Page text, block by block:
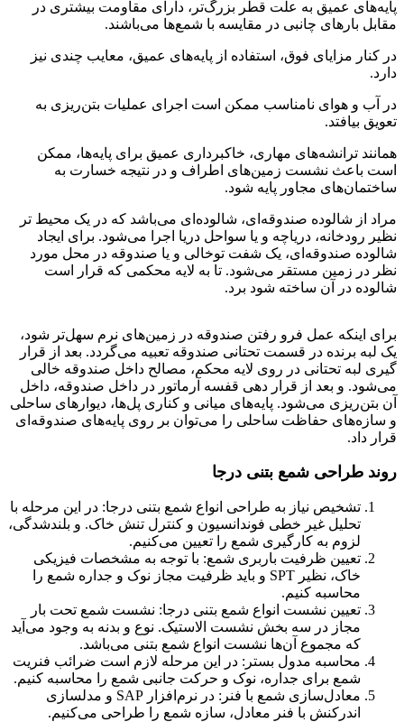
پایه‌های عمیق به علت قطر بزرگ‌تر، دارای مقاومت بیشتری در
مقابل بارهای چانبی در مقایسه با شمع‌ها می‌باشند.
در کنار مزایای فوق، استفاده از پایه‌های عمیق، معایب چندی نیز
دارد.
در آب و هوای نامناسب ممکن است اجرای عملیات بتن‌ریزی به
تعویق بیافتد.
همانند ترانشه‌های مهاری، خاکبرداری عمیق برای پایه‌ها، ممکن
است باعث نشست زمین‌های اطراف و در نتیجه خسارت به
ساختمان‌های مجاور پایه شود.
مراد از شالوده صندوقه‌ای، شالوده‌ای می‌باشد که در یک محیط تر
نظیر رودخانه، دریاچه و یا سواحل دریا اجرا می‌شود. برای ایجاد
شالوده صندوقه‌ای، یک شفت توخالی و یا صندوقه‌ در محل مورد
نظر در زمین مستقر می‌شود. تا به لایه محکمی که قرار است
شالوده در آن ساخته شود برد.
برای اینکه عمل فرو رفتن صندوقه در زمین‌های نرم سهل‌تر شود،
یک لبه برنده در قسمت تحتانی صندوقه تعبیه می‌گردد. بعد از قرار
گیری لبه تحتانی در روی لایه محکم، مصالح داخل صندوقه خالی
می‌شود. و بعد از قرار دهی قفسه آرماتور در داخل صندوقه، داخل
آن بتن‌ریزی می‌شود. پایه‌های میانی و کناری پل‌ها، دیوارهای ساحلی
و سازه‌های حفاظت ساحلی را می‌توان بر روی پایه‌های صندوقه‌ای
قرار داد.
روند طراحی شمع بتنی درجا
تشخیص نیاز به طراحی انواع شمع بتنی درجا: در این مرحله با
تحلیل غیر خطی فوندانسیون و کنترل تنش خاک. و بلندشدگی،
لزوم به کارگیری شمع را تعیین می‌کنیم.
تعیین ظرفیت باربری شمع: با توجه به مشخصات فیزیکی
خاک، نظیر SPT و باید ظرفیت مجاز نوک و جداره شمع را
محاسبه کنیم.
تعیین نشست انواع شمع بتنی درجا: نشست شمع تحت بار
مجاز در سه بخش نشست الاستیک. نوع و بدنه به وجود می‌آید
که مجموع آن‌ها نشست انواع شمع بتنی می‌باشد.
محاسبه مدول بستر: در این مرحله لازم است ضرائب فنریت
شمع برای جداره، نوک و حرکت جانبی شمع را محاسبه کنیم.
معادل‌سازی شمع با فنر: در نرم‌افزار SAP و مدلسازی
اندرکنش با فنر معادل، سازه شمع را طراحی می‌کنیم.